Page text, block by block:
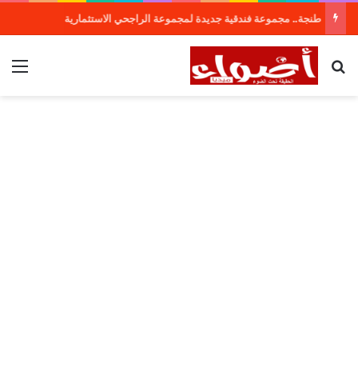
طنجة.. مجموعة فندقية جديدة لمجموعة الراجحي الاستثمارية
بحث عن